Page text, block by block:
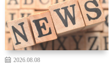
2026.08.08